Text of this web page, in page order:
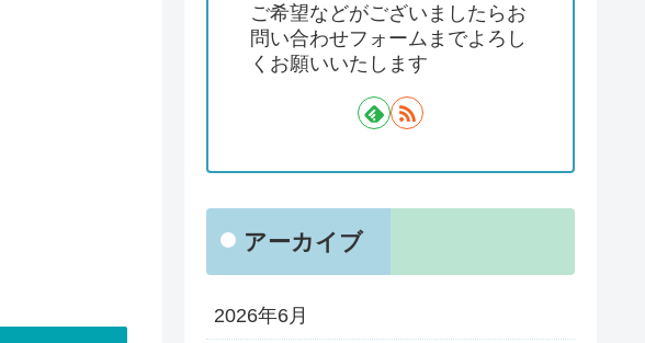
ご希望などがございましたらお
問い合わせフォームまでよろし
くお願いいたします
アーカイブ
2026年6月